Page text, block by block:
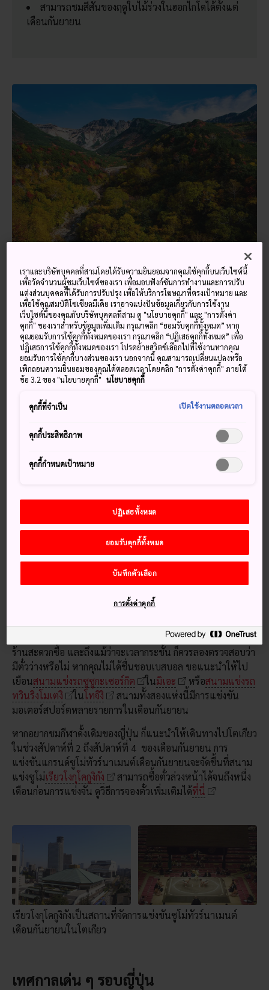
สามารถชมสีสันของฤดูใบไม้ร่วงในฮอกไกโดได้ตั้งแต่
เดือนกันยายน
โทกาจิดาเกะอนเซ็น และอุทยานแห่งชาติไดเซ็ตสึซังในฮอกไกโด
เข้าสู่ฤดูใบไม้ร่วงเร็วกว่าภูมิภาคอื่น ๆ ในญี่ปุ่น
กีฬาแห่งชาติ ที่มีทั้งกีฬาดั้งเดิมและร่วม
สมัย
ตั้งแต่ที่นำเข้ามาในประเทศเมื่อปีค.ศ. 1872 เบสบอลก็กลาย
เป็นกีฬาสำคัญในวงการกีฬาของญี่ปุ่น ทุกปี จะมีทีม 12 ทีมเข้า
แข่งขันกัน เพื่อชิงอันดับในลีก และพื้นที่ในการเข้าแข่งขันรอบ
ตัดเชือกจบฤดูกาล นอกจากจะมีชื่อแปลก ๆ แต่มีสีสันอย่างปลา
คาร์ปและนกนางแอ่นแล้ว ทีมเบสบอลในญี่ปุ่นยังมีแฟนกีฬาที่
กระตือรือร้น (แต่สุภาพ) ด้วย นอกจากนี้วัฒนธรรมการเชียร์ก็น่า
สนใจมากพอ ๆ กับการแข่งขัน
โตเกียวโดมเป็นหนึ่งในสเตเดียมที่ใหญ่ที่สุดในประเทศ และมี
ตั๋วเข้าชมการแข่งขันเบสบอลมักจะสามารถหาซื้อล่วงหน้าได้ที่
ร้านสะดวกซื้อ และถึงแม้ว่าจะเวลากระชั้น ก็ควรลองตรวจสอบว่า
มีตั๋วว่างหรือไม่ หากคุณไม่ได้ชื่นชอบเบสบอล ขอแนะนำให้ไป
เยือนสนามแข่งรถซูซูกะเซอร์กิต ในมิเอะ หรือสนามแข่งรถ
ทวินริงโมเตงิ
ในโทจิงิ
สนามทั้งสองแห่งนี้มีการแข่งขัน
มอเตอร์สปอร์ตหลายรายการในเดือนกันยายน
หากอยากชมกีฬาดั้งเดิมของญี่ปุ่น ก็แนะนำให้เดินทางไปโตเกียว
ในช่วงสัปดาห์ที่ 2 ถึงสัปดาห์ที่ 4 ของเดือนกันยายน การ
แข่งขันแกรนด์ซูโม่ทัวร์นาเมนต์เดือนกันยายนจะจัดขึ้นที่สนาม
แข่งซูโม่เรียวโงกุโคกูงิกัง
สามารถซื้อตั๋วล่วงหน้าได้จนถึงหนึ่ง
เดือนก่อนการแข่งจัน ดูวิธีการจองตั๋วเพิ่มเติมได้ที่นี่
เรียวโงกุโคกูงิกังเป็นสถานที่จัดการแข่งขันซูโม่ทัวร์นาเมนต์
เดือนกันยายนในโตเกียว
เทศกาลเด่น ๆ รอบญี่ปุ่น
เราและบริษัทบุคคลที่สามโดยได้รับความยินยอมจากคุณใช้คุกกี้บนเว็บไซต์นี้
เพื่อวัดจำนวนผู้ชมเว็บไซต์ของเรา เพื่อมอบฟังก์ชันการทำงานและการปรับ
แต่งส่วนบุคคลที่ได้รับการปรับปรุง เพื่อให้บริการโฆษณาที่ตรงเป้าหมาย และ
เพื่อใช้คุณสมบัติโซเชียลมีเดีย เราอาจแบ่งปันข้อมูลเกี่ยวกับการใช้งาน
เว็บไซต์นี้ของคุณกับบริษัทบุคคลที่สาม ดู "นโยบายคุกกี้" และ "การตั้งค่า
คุกกี้" ของเราสำหรับข้อมูลเพิ่มเติม กรุณาคลิก “ยอมรับคุกกี้ทั้งหมด” หาก
คุณยอมรับการใช้คุกกี้ทั้งหมดของเรา กรุณาคลิก “ปฏิเสธคุกกี้ทั้งหมด” เพื่อ
ปฏิเสธการใช้คุกกี้ทั้งหมดของเรา โปรดย้ายสวิตช์เลือกไปที่ใช้งานหากคุณ
ยอมรับการใช้คุกกี้บางส่วนของเรา นอกจากนี้ คุณสามารถเปลี่ยนแปลงหรือ
เพิกถอนความยินยอมของคุณได้ตลอดเวลาโดยคลิก "การตั้งค่าคุกกี้" ภายใต้
ข้อ 3.2 ของ "นโยบายคุกกี้" นโยบายคุกกี้
คุกกี้ที่จำเป็น เปิดใช้งานตลอดเวลา
คุกกี้ประสิทธิภาพ
คุกกี้กำหนดเป้าหมาย
ปฏิเสธทั้งหมด
ยอมรับคุกกี้ทั้งหมด
บันทึกตัวเลือก
การตั้งค่าคุกกี้